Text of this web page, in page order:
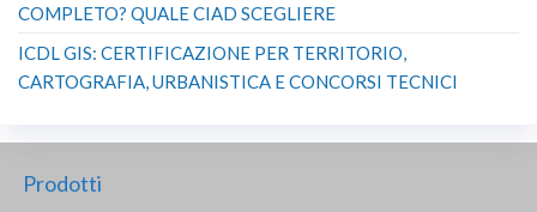
COMPLETO? QUALE CIAD SCEGLIERE
ICDL GIS: CERTIFICAZIONE PER TERRITORIO,
CARTOGRAFIA, URBANISTICA E CONCORSI TECNICI
Prodotti